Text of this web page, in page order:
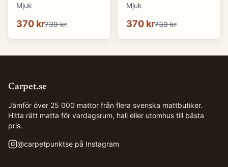
Mjuk
370 kr739 kr
cm
Mjuk
370 kr739 kr
Carpet.se
Jämför över 25 000 mattor från flera svenska mattbutiker.
Hitta rätt matta för vardagsrum, hall eller utomhus till bästa
pris.
@carpetpunktse på Instagram